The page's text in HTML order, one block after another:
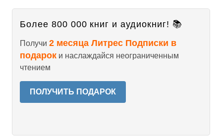
Более 800 000 книг и аудиокниг! 📚
Получи 2 месяца Литрес Подписки в
подарок и наслаждайся неограниченным
чтением
ПОЛУЧИТЬ ПОДАРОК